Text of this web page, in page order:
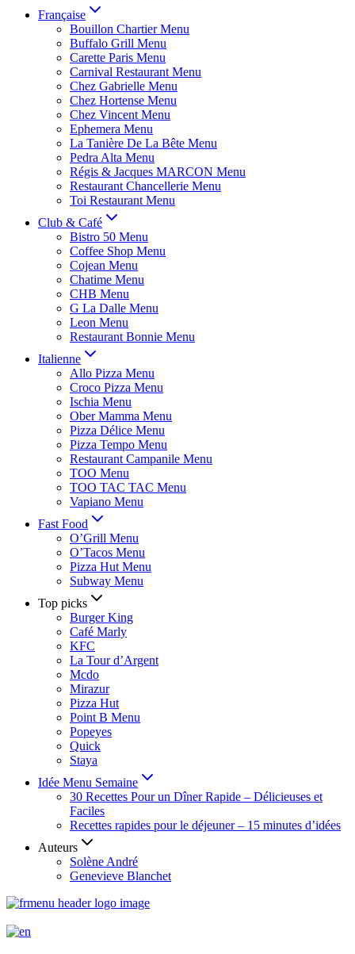
Française
Bouillon Chartier Menu
Buffalo Grill Menu
Carette Paris Menu
Carnival Restaurant Menu
Chez Gabrielle Menu
Chez Hortense Menu
Chez Vincent Menu
Ephemera Menu
La Tanière De La Bête Menu
Pedra Alta Menu
Régis & Jacques MARCON Menu
Restaurant Chancellerie Menu
Toi Restaurant Menu
Club & Café
Bistro 50 Menu
Coffee Shop Menu
Cojean Menu
Chatime Menu
CHB Menu
G La Dalle Menu
Leon Menu
Restaurant Bonnie Menu
Italienne
Allo Pizza Menu
Croco Pizza Menu
Ischia Menu
Ober Mamma Menu
Pizza Délice Menu
Pizza Tempo Menu
Restaurant Campanile Menu
TOO Menu
TOO TAC TAC Menu
Vapiano Menu
Fast Food
O’Grill Menu
O’Tacos Menu
Pizza Hut Menu
Subway Menu
Top picks
Burger King
Café Marly
KFC
La Tour d’Argent
Mcdo
Mirazur
Pizza Hut
Point B Menu
Popeyes
Quick
Staya
Idée Menu Semaine
30 Recettes Pour un Dîner Rapide – Délicieuses et
Faciles
Recettes rapides pour le déjeuner – 15 minutes d’idées
Auteurs
Solène André
Genevieve Blanchet